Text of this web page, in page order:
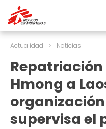
Actualidad > Noticias
Hmong a
supervisa el